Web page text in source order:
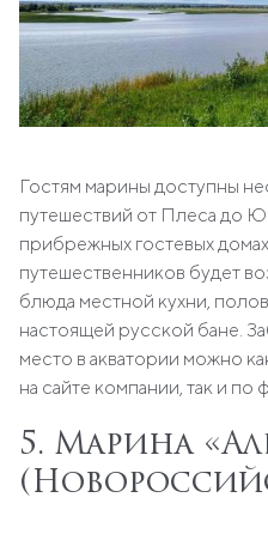
Гостям марины доступны
путешествий от Плеса до
прибрежных гостевых
путешественников будет
блюда местной кухни,
настоящей русской бане.
место в акватории можно
на сайте компании, так и по
5. Марина